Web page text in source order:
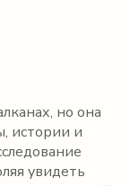
но она
истории и
увидеть